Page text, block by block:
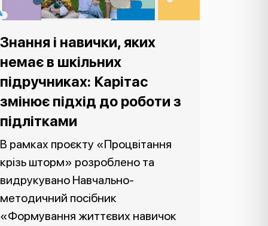
Знання і навички, яких
немає в шкільних
підручниках: Карітас
змінює підхід до роботи з
підлітками
В рамках проєкту «Процвітання
крізь шторм» розроблено та
видрукувано Навчально-
методичний посібник
«Формування життєвих навичок